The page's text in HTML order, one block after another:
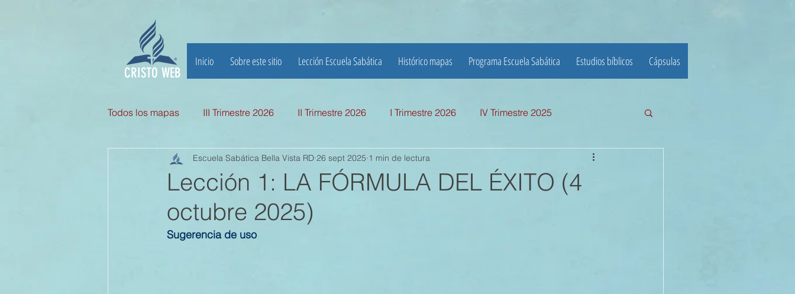
CRISTO WEB
Inicio Sobre este sitio Lección Escuela Sabática Histórico mapas Programa Escuela Sabática Estudios bíblicos Cápsulas
Todos los mapas III Trimestre 2026 II Trimestre 2026 I Trimestre 2026 IV Trimestre 2025
III TRIMESTRE 2025 II Trimestre 2025 I TRIMESTRE 2025 III TRIMESTRE 2024
II TRIMESTRE 2024 I TRIMESTRE 2024
Lección 1: LA FÓRMULA DEL ÉXITO (4
octubre 2025)
Escuela Sabática Bella Vista RD 26 sept 2025 1 min de lectura
Sugerencia de uso